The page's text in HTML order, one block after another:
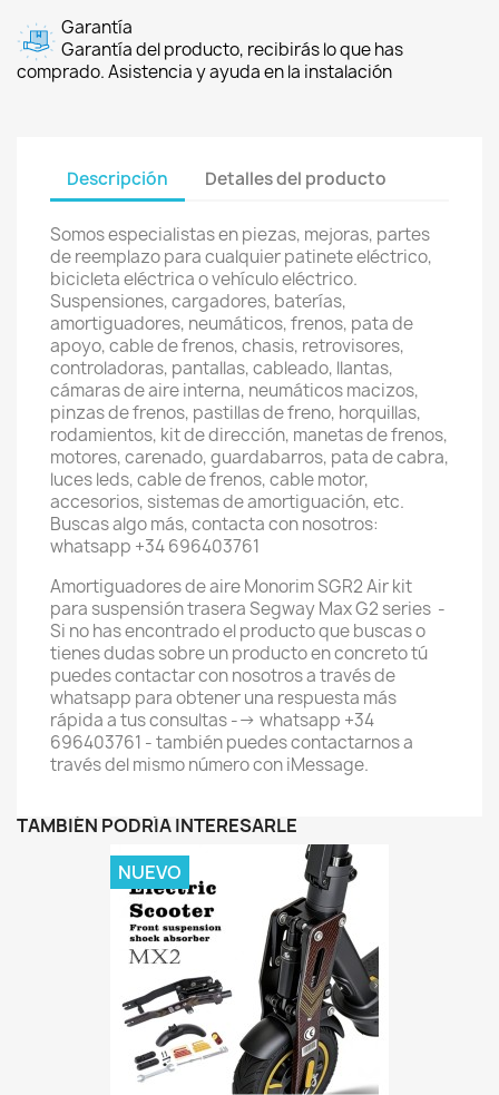
Garantía
Garantía del producto, recibirás lo que has
comprado. Asistencia y ayuda en la instalación
Descripción Detalles del producto
Somos especialistas en piezas, mejoras, partes
de reemplazo para cualquier patinete eléctrico,
bicicleta eléctrica o vehículo eléctrico.
Suspensiones, cargadores, baterías,
amortiguadores, neumáticos, frenos, pata de
apoyo, cable de frenos, chasis, retrovisores,
controladoras, pantallas, cableado, llantas,
cámaras de aire interna, neumáticos macizos,
pinzas de frenos, pastillas de freno, horquillas,
rodamientos, kit de dirección, manetas de frenos,
motores, carenado, guardabarros, pata de cabra,
luces leds, cable de frenos, cable motor,
accesorios, sistemas de amortiguación, etc.
Buscas algo más, contacta con nosotros:
whatsapp +34 696403761
Amortiguadores de aire Monorim SGR2 Air kit
para suspensión trasera Segway Max G2 series -
Si no has encontrado el producto que buscas o
tienes dudas sobre un producto en concreto tú
puedes contactar con nosotros a través de
whatsapp para obtener una respuesta más
rápida a tus consultas --> whatsapp +34
696403761 - también puedes contactarnos a
través del mismo número con iMessage.
TAMBIÉN PODRÍA INTERESARLE
NUEVO